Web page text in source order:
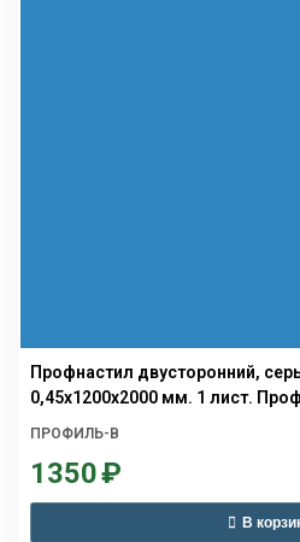
Профнастил двусторонний,
0,45х1200х2000
ПРОФИЛЬ-В
1350₽
В